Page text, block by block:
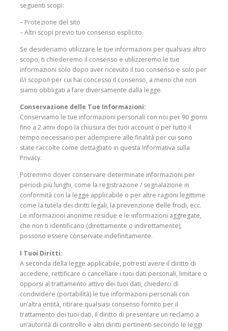
seguenti scopi:
– Protezione del sito
– Altri scopi previo tuo consenso esplicito
Se desideriamo utilizzare le tue informazioni per qualsiasi altro
scopo, ti chiederemo il consenso e utilizzeremo le tue
informazioni solo dopo aver ricevuto il tuo consenso e solo per
il/i scopo/i per cui hai concesso il consenso, a meno che non
siamo obbligati a fare diversamente dalla legge.
Conservazione delle Tue Informazioni:
Conserviamo le tue informazioni personali con noi per 90 giorni
fino a 2 anni dopo la chiusura dei tuoi account o per tutto il
tempo necessario per adempiere alle finalità per cui sono
state raccolte come dettagliato in questa Informativa sulla
Privacy.
Potremmo dover conservare determinate informazioni per
periodi più lunghi, come la registrazione / segnalazione in
conformità con la legge applicabile o per altre ragioni legittime
come la tutela dei diritti legali, la prevenzione delle frodi, ecc.
Le informazioni anonime residue e le informazioni aggregate,
che non ti identificano (direttamente o indirettamente),
possono essere conservate indefinitamente.
I Tuoi Diritti:
A seconda della legge applicabile, potresti avere il diritto di
accedere, rettificare o cancellare i tuoi dati personali, limitare o
opporsi al trattamento attivo dei tuoi dati, chiederci di
condividere (portabilità) le tue informazioni personali con
un’altra entità, ritirare qualsiasi consenso fornito per il
trattamento dei tuoi dati, il diritto di presentare un reclamo a
un’autorità di controllo e altri diritti pertinenti secondo le leggi